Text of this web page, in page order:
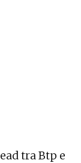
tra Btp e